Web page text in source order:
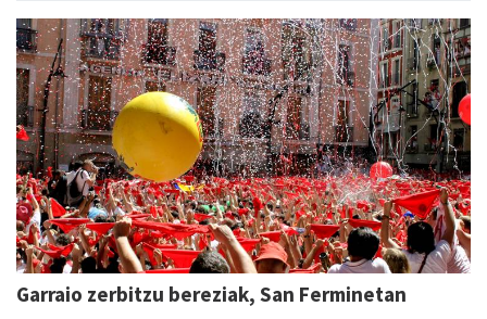
Garraio zerbitzu bereziak, San Ferminetan